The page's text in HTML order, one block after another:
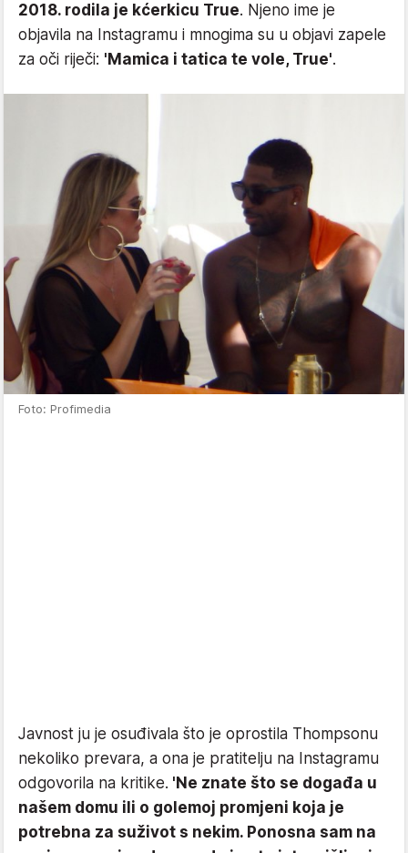
2018. rodila je kćerkicu True. Njeno ime je
objavila na Instagramu i mnogima su u objavi zapele
za oči riječi: 'Mamica i tatica te vole, True'.
Foto: Profimedia
Javnost ju je osuđivala što je oprostila Thompsonu
nekoliko prevara, a ona je pratitelju na Instagramu
odgovorila na kritike. 'Ne znate što se događa u
našem domu ili o golemoj promjeni koja je
potrebna za suživot s nekim. Ponosna sam na